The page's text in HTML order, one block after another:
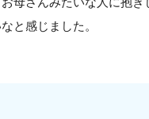
と感じました。